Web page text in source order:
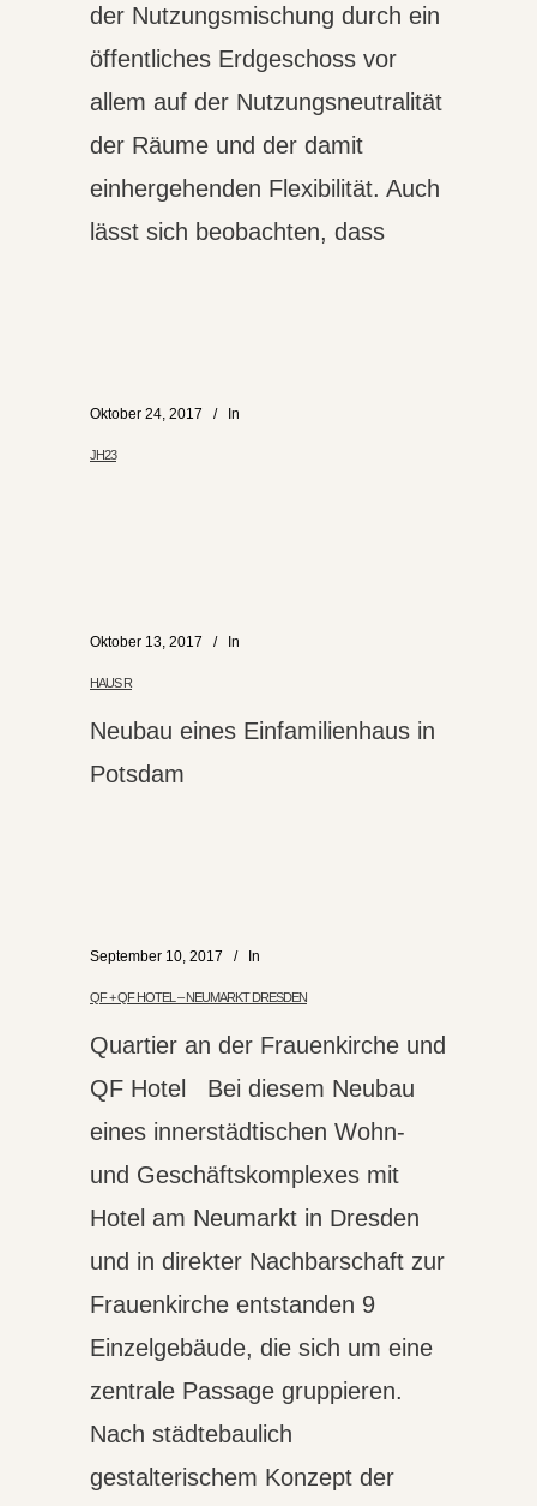
der Nutzungsmischung durch ein
öffentliches Erdgeschoss vor
allem auf der Nutzungsneutralität
der Räume und der damit
einhergehenden Flexibilität. Auch
lässt sich beobachten, dass
Oktober 24, 2017 In
JH23
Oktober 13, 2017 In
HAUS R
Neubau eines Einfamilienhaus in
Potsdam
September 10, 2017 In
QF + QF HOTEL – NEUMARKT DRESDEN
Quartier an der Frauenkirche und
QF Hotel Bei diesem Neubau
eines innerstädtischen Wohn-
und Geschäftskomplexes mit
Hotel am Neumarkt in Dresden
und in direkter Nachbarschaft zur
Frauenkirche entstanden 9
Einzelgebäude, die sich um eine
zentrale Passage gruppieren.
Nach städtebaulich
gestalterischem Konzept der